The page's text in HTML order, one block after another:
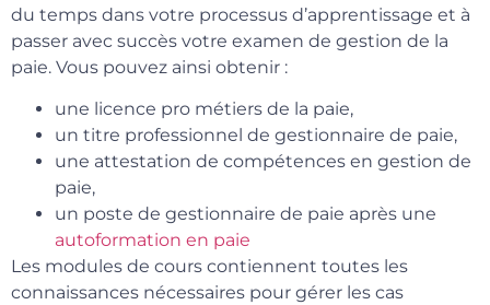
du temps dans votre processus d’apprentissage et à
passer avec succès votre examen de gestion de la
paie. Vous pouvez ainsi obtenir :
une licence pro métiers de la paie,
un titre professionnel de gestionnaire de paie,
une attestation de compétences en gestion de
paie,
un poste de gestionnaire de paie après une
autoformation en paie
Les modules de cours contiennent toutes les
connaissances nécessaires pour gérer les cas